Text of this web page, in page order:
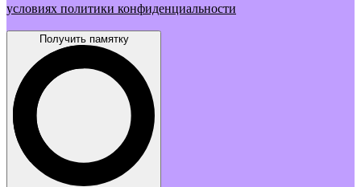
условиях политики конфиденциальности
Получить памятку